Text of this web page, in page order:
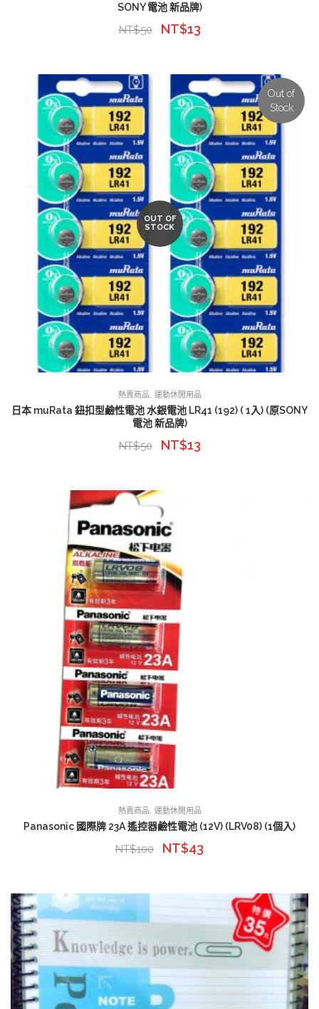
SONY 電池 新品牌)
NT$50 NT$13
Out of
Stock
OUT OF
STOCK
熱賣商品 運動休閒用品
日本 muRata 鈕扣型鹼性電池 水銀電池 LR41 (192) ( 1入) (原SONY
電池 新品牌)
NT$50 NT$13
熱賣商品 運動休閒用品
Panasonic 國際牌 23A 遙控器鹼性電池 (12V) (LRV08) (1個入)
NT$100 NT$43